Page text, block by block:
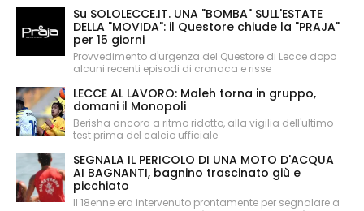
Su SOLOLECCE.IT. UNA "BOMBA" SULL'ESTATE
DELLA "MOVIDA": il Questore chiude la "PRAJA"
per 15 giorni
Provvedimento d'urgenza del Questore di Lecce dopo
alcuni recenti episodi di cronaca e risse
LECCE AL LAVORO: Maleh torna in gruppo,
domani il Monopoli
Berisha ancora a ritmo ridotto, alla vigilia dell'ultimo
test prima del calcio ufficiale
SEGNALA IL PERICOLO DI UNA MOTO D'ACQUA
AI BAGNANTI, bagnino trascinato giù e
picchiato
Il 18enne era intervenuto prontamente per segnalare a